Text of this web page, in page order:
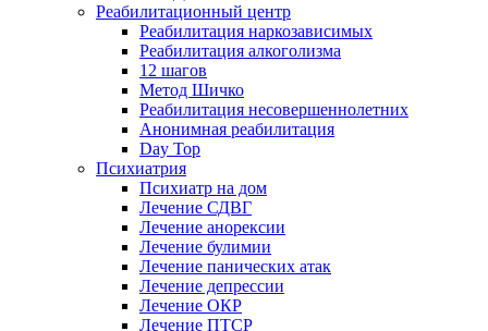
Реабилитационный центр
Реабилитация наркозависимых
Реабилитация алкоголизма
12 шагов
Метод Шичко
Реабилитация несовершеннолетних
Анонимная реабилитация
Day Top
Психиатрия
Психиатр на дом
Лечение СДВГ
Лечение анорексии
Лечение булимии
Лечение панических атак
Лечение депрессии
Лечение ОКР
Лечение ПТСР